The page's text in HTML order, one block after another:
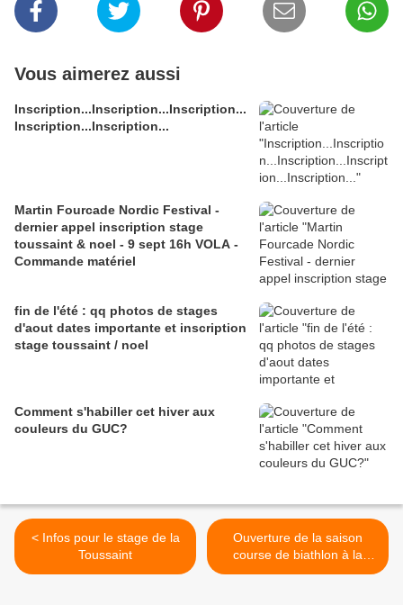
Vous aimerez aussi
Inscription...Inscription...Inscription...
Inscription...Inscription...
Martin Fourcade Nordic Festival -
dernier appel inscription stage
toussaint & noel - 9 sept 16h VOLA -
Commande matériel
fin de l'été : qq photos de stages
d'aout dates importante et inscription
stage toussaint / noel
Comment s'habiller cet hiver aux
couleurs du GUC?
< Infos pour le stage de la
Toussaint
Ouverture de la saison
course de biathlon à la
chapelle en vercors >